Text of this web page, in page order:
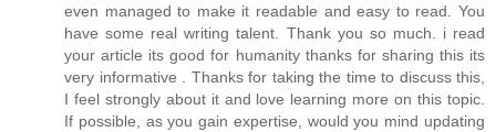
even managed to make it readable and easy to read. You
have some real writing talent. Thank you so much. i read
your article its good for humanity thanks for sharing this its
very informative . Thanks for taking the time to discuss this,
I feel strongly about it and love learning more on this topic.
If possible, as you gain expertise, would you mind updating